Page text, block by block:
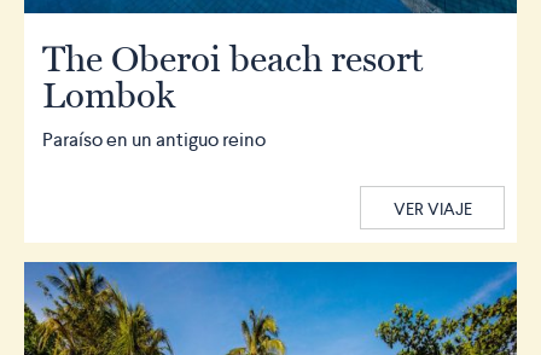
The Oberoi beach resort
Lombok
Paraíso en un antiguo reino
VER VIAJE